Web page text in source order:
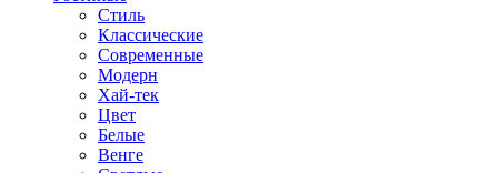
Стиль
Классические
Современные
Модерн
Хай-тек
Цвет
Белые
Венге